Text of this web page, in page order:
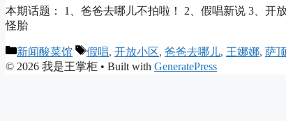
本期话题： 1、爸爸去哪儿不拍啦！ 2、假唱新说 3、开
怪胎
Categories
新闻酸菜馆 Tags
假唱, 开放小区, 爸爸去哪儿, 王娜娜, 萨
© 2026 我是王掌柜 • Built with GeneratePress